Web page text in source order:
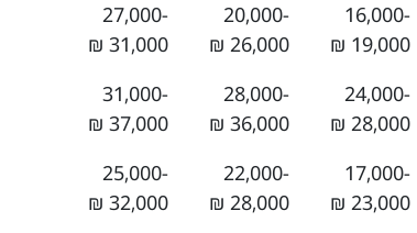
16,000-
19,000 ₪
20,000-
26,000 ₪
27,000-
31,000 ₪
24,000-
28,000 ₪
28,000-
36,000 ₪
31,000-
37,000 ₪
17,000-
23,000 ₪
22,000-
28,000 ₪
25,000-
32,000 ₪